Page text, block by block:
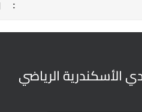
الأسكندرية الرياضي